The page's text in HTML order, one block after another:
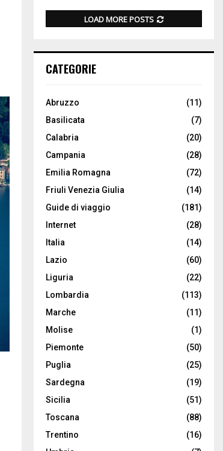
LOAD MORE POSTS
CATEGORIE
Abruzzo
(11)
Basilicata
(7)
Calabria
(20)
Campania
(28)
Emilia Romagna
(72)
Friuli Venezia Giulia
(14)
Guide di viaggio
(181)
Internet
(28)
Italia
(14)
Lazio
(60)
Liguria
(22)
Lombardia
(113)
Marche
(11)
Molise
(1)
Piemonte
(50)
Puglia
(25)
Sardegna
(19)
Sicilia
(51)
Toscana
(88)
Trentino
(16)